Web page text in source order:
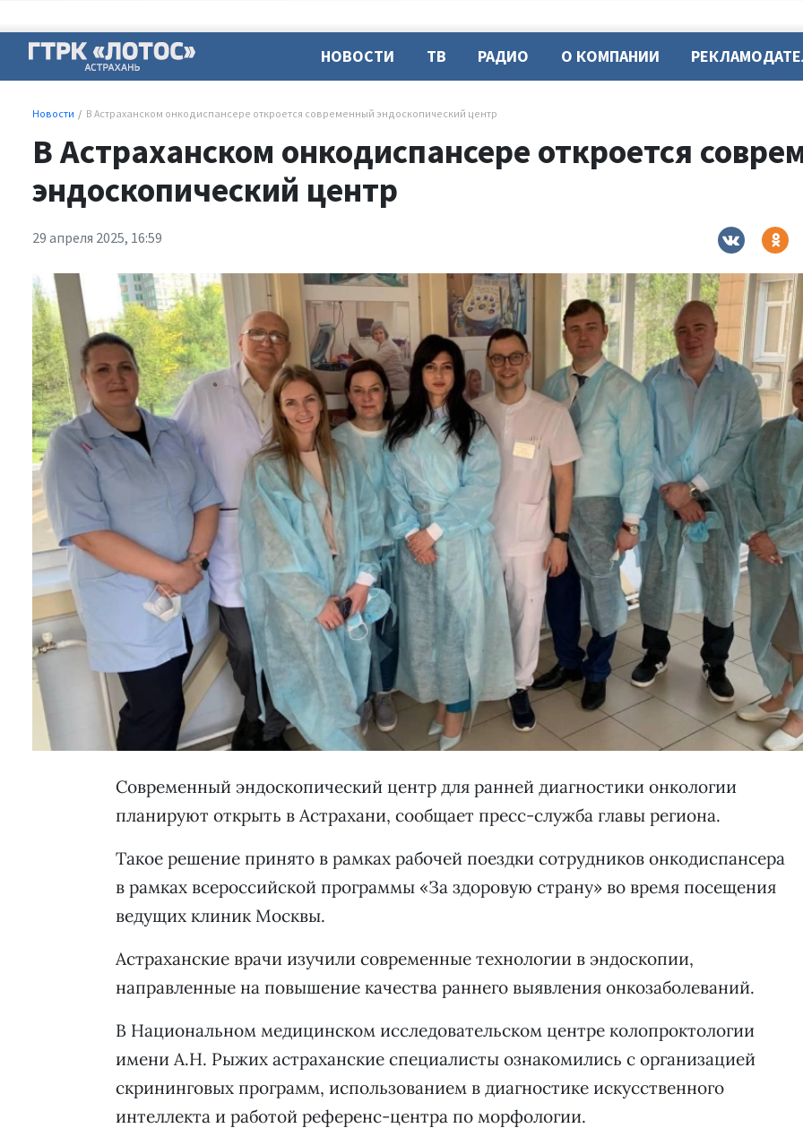
НОВОСТИ ТВ РАДИО О КОМПАНИИ
Новости В Астраханском онкодиспансере откроется современный эндоскопический центр
В Астраханском онкодиспансере откроется
эндоскопический центр
29 апреля 2025, 16:59
Современный эндоскопический центр для ранней диагностики онкологии
планируют открыть в Астрахани, сообщает пресс-служба главы региона.
Такое решение принято в рамках рабочей поездки сотрудников онкодиспансера
в рамках всероссийской программы «За здоровую страну» во время посещения
ведущих клиник Москвы.
Астраханские врачи изучили современные технологии в эндоскопии,
направленные на повышение качества раннего выявления онкозаболеваний.
В Национальном медицинском исследовательском центре колопроктологии
имени А.Н. Рыжих астраханские специалисты ознакомились с организацией
скрининговых программ, использованием в диагностике искусственного
интеллекта и работой референс-центра по морфологии.